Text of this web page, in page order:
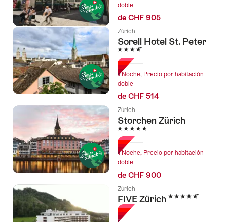
doble
de CHF 905
Zúrich
Sorell Hotel St. Peter
4 Estrellas
1 Noche, Precio por habitación
doble
de CHF 514
Zúrich
Storchen Zürich
5 Estrellas
1 Noche, Precio por habitación
doble
de CHF 900
Zúrich
FIVE Zürich 5 Estrellas